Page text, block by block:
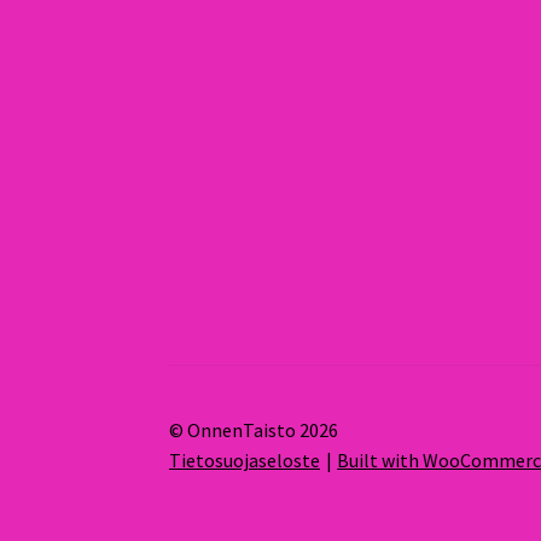
© OnnenTaisto 2026
Tietosuojaseloste
Built with